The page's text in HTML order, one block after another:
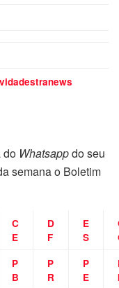
do Whatsappdo seu
semana o Boletim
C
E
D
F
E
S
P
B
P
R
P
E